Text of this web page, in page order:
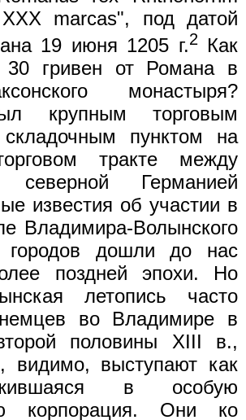
marcas", под датой
19 июня 1205 г.2Как
30 гривен от Романа в
монастыря?
крупным торговым
пунктом на
тракте между
Германией
известия об участии в
Владимира-Волынского
городов дошли до нас
поздней эпохи. Но
летопись часто
во Владимире в
половины XIII в.,
видимо, выступают как
в особую
корпорация. Они ко